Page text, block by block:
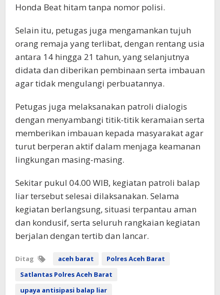
Honda Beat hitam tanpa nomor polisi.
Selain itu, petugas juga mengamankan tujuh
orang remaja yang terlibat, dengan rentang usia
antara 14 hingga 21 tahun, yang selanjutnya
didata dan diberikan pembinaan serta imbauan
agar tidak mengulangi perbuatannya.
Petugas juga melaksanakan patroli dialogis
dengan menyambangi titik-titik keramaian serta
memberikan imbauan kepada masyarakat agar
turut berperan aktif dalam menjaga keamanan
lingkungan masing-masing.
Sekitar pukul 04.00 WIB, kegiatan patroli balap
liar tersebut selesai dilaksanakan. Selama
kegiatan berlangsung, situasi terpantau aman
dan kondusif, serta seluruh rangkaian kegiatan
berjalan dengan tertib dan lancar.
Ditag aceh barat
Polres Aceh Barat
Satlantas Polres Aceh Barat
upaya antisipasi balap liar